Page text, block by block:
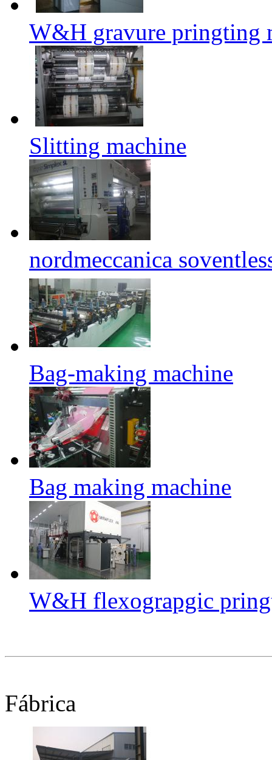
W&H gravure pringting
Slitting machine
nordmeccanica
Bag-making machine
Bag making machine
W&H flexograpgic
Fábrica